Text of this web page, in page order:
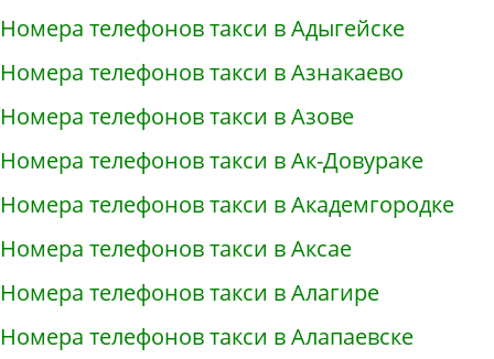
Номера телефонов такси в Адыгейске
Номера телефонов такси в Азнакаево
Номера телефонов такси в Азове
Номера телефонов такси в Ак-Довураке
Номера телефонов такси в Академгородке
Номера телефонов такси в Аксае
Номера телефонов такси в Алагире
Номера телефонов такси в Алапаевске